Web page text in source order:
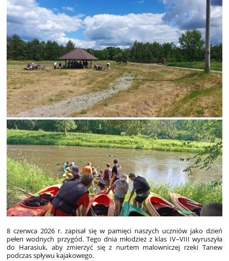
8 czerwca 2026 r. zapisał się w pamięci naszych uczniów jako dzień
pełen wodnych przygód. Tego dnia młodzież z klas IV–VIII wyruszyła
do Harasiuk, aby zmierzyć się z nurtem malowniczej rzeki Tanew
podczas spływu kajakowego.